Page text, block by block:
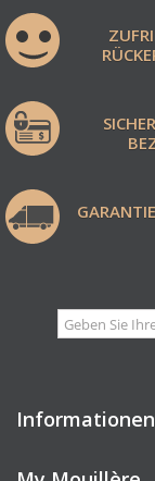
Informationen